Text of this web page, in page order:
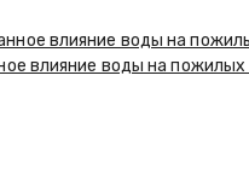
влияние воды на